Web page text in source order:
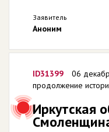
Заявитель
Аноним
ID31399 06
продолжение
Иркутская